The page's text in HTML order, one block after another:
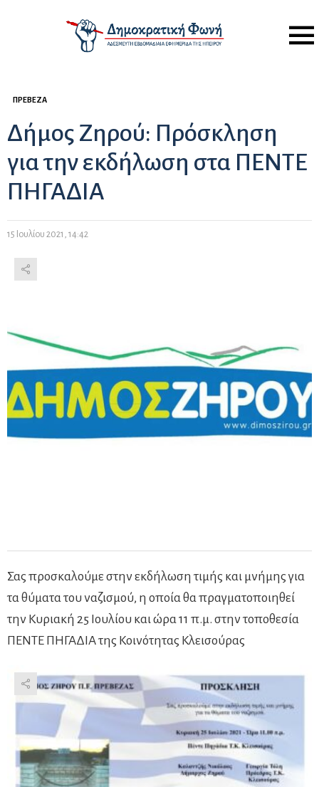
Menu
ΠΡΈΒΕΖΑ
Δήμος Ζηρού: Πρόσκληση
για την εκδήλωση στα ΠΕΝΤΕ
ΠΗΓΑΔΙΑ
15 Ιουλίου 2021, 14:42
Σας προσκαλούμε στην εκδήλωση τιμής και μνήμης για
τα θύματα του ναζισμού, η οποία θα πραγματοποιηθεί
την Κυριακή 25 Ιουλίου και ώρα 11 π.μ. στην τοποθεσία
ΠΕΝΤΕ ΠΗΓΑΔΙΑ της Κοινότητας Κλεισούρας